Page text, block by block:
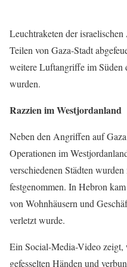
Leuchtraketen der
Teilen von Gaza-Stadt
weitere Luftangriffe im Süden
wurden.
Razzien im Westjordanland
Neben den Angriffen auf
Operationen im
verschiedenen Städten
festgenommen. In Hebron
von Wohnhäusern und
verletzt wurde.
Ein Social-Media-Video zeigt,
gefesselten Händen und